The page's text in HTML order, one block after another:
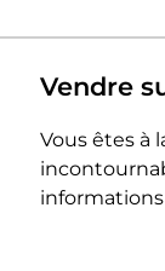
Vendre
Vous êtes à